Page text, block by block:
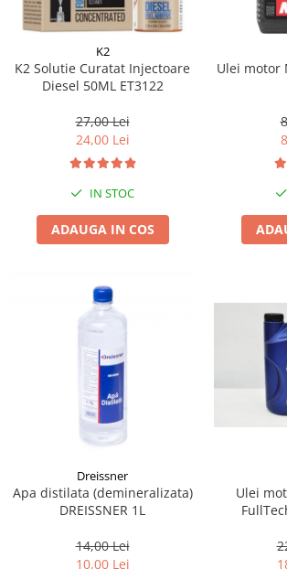
K2
K2 Solutie Curatat Injectoare
Diesel 50ML ET3122
27,00 Lei
24,00 Lei
IN STOC
ADAUGA IN COS
Ulei motor
Dreissner
Apa distilata (demineralizata)
DREISSNER 1L
14,00 Lei
10,00 Lei
Ulei